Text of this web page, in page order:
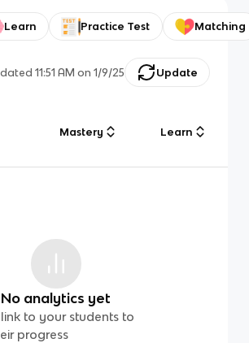
Learn Practice Test Matching
11:51 AM on 1/9/25 Update
Mastery Learn
No analytics yet
to your students to
progress